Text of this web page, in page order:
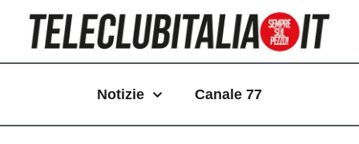
contenuto
Notizie Canale 77